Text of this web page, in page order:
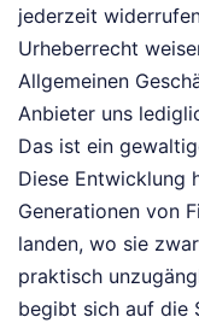
jederzeit
Urheberrecht
Allgemeinen
Anbieter uns
Das ist ein
Diese Entwicklung
Generationen von
landen, wo sie
praktisch
begibt sich auf die